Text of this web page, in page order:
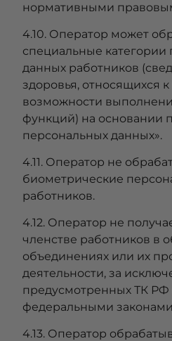
нормативными
4.10. Оператор может
специальные категории
данных работников
здоровья, относящихся
возможности
функций) на основании
персональных данных».
4.11. Оператор не
биометрические
работников.
4.12. Оператор не
членстве работников в
объединениях или их
деятельности, за
предусмотренных ТК
федеральными
4.13. Оператор